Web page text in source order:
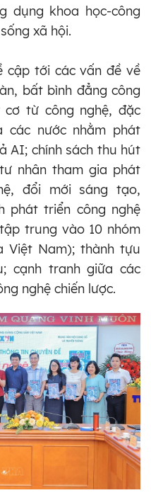
dụng khoa học-công
xã hội.
cập tới các vấn đề về
bất bình đẳng công
cơ từ công nghệ, đặc
nước nhằm phát
AI; chính sách thu hút
nhân tham gia phát
đổi mới sáng tạo,
phát triển công nghệ
trung vào 10 nhóm
Việt Nam); thành tựu
cạnh tranh giữa các
nghệ chiến lược.